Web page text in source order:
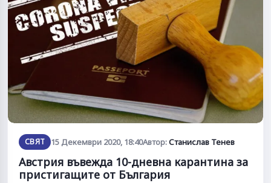
СВЯТ 15 Декември 2020, 18:40Автор:Станислав Тенев
Австрия въвежда 10-дневна карантина за
пристигащите от България